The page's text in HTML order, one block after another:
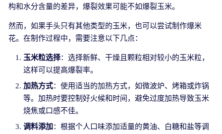
构和水分含量的差异，爆裂效果可能不如爆裂玉米。
然而，如果手头只有其他类型的玉米，也可以尝试制作爆米
花。在制作过程中，需要注意以下几点：
玉米粒选择：选择新鲜、干燥且颗粒相对较小的玉米粒，
这样可以提高爆裂率。
加热方式：使用适当的加热方式，如微波炉、烤箱或炸锅
等。加热时要控制好火候和时间，避免过度加热导致玉米
烧焦或口感不佳。
调料添加：根据个人口味添加适量的黄油、白糖和盐等调